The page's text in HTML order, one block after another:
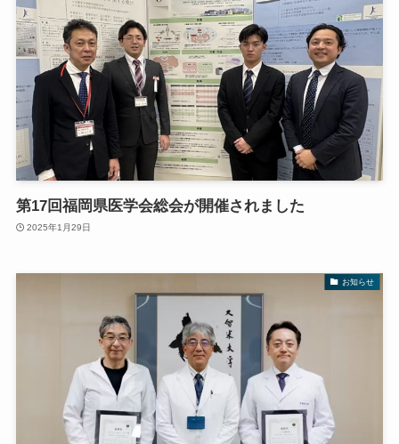
第17回福岡県医学会総会が開催されました
2025年1月29日
お知らせ